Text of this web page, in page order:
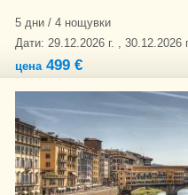
5 дни / 4 нощувки
Дати: 29.12.2026 г. , 30.12.2026
цена499 €